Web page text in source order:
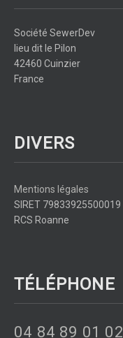
Société SewerDev
lieu dit le Pilon
42460 Cuinzier
France
DIVERS
Mentions légales
SIRET 79833925500019
RCS Roanne
TÉLÉPHONE
04 84 89 01 02